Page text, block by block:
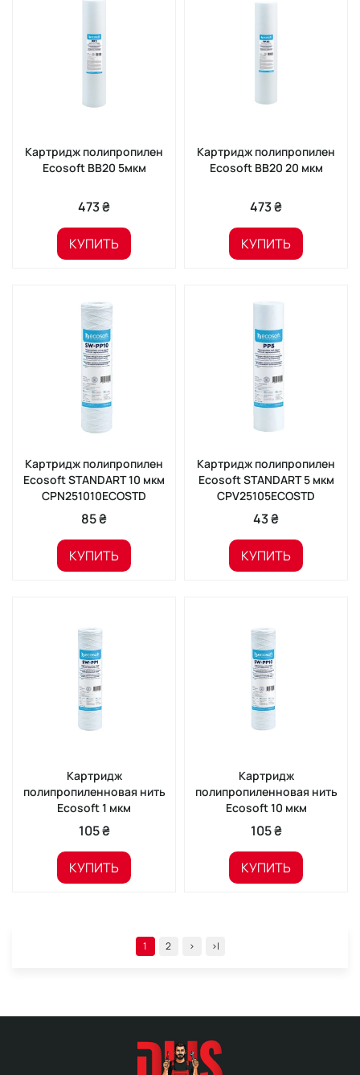
Картридж полипропилен
Ecosoft BB20 5мкм
473 ₴
КУПИТЬ
Картридж полипропилен
Ecosoft BB20 20 мкм
473 ₴
КУПИТЬ
Картридж полипропилен
Ecosoft STANDART 10 мкм
CPN251010ECOSTD
85 ₴
КУПИТЬ
Картридж полипропилен
Ecosoft STANDART 5 мкм
CPV25105ECOSTD
43 ₴
КУПИТЬ
Картридж
полипропиленновая нить
Ecosoft 1 мкм
105 ₴
КУПИТЬ
Картридж
полипропиленновая нить
Ecosoft 10 мкм
105 ₴
КУПИТЬ
1 2 > >|